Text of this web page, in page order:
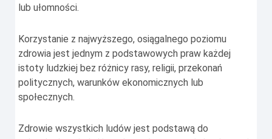
lub ułomności.
Korzystanie z najwyższego, osiągalnego poziomu
zdrowia jest jednym z podstawowych praw każdej
istoty ludzkiej bez różnicy rasy, religii, przekonań
politycznych, warunków ekonomicznych lub
społecznych.
Zdrowie wszystkich ludów jest podstawą do